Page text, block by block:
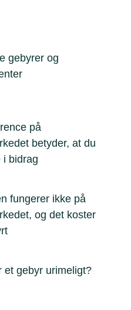
gebyrer og
på
betyder, at du
i bidrag
fungerer ikke på
og det koster
et gebyr urimeligt?